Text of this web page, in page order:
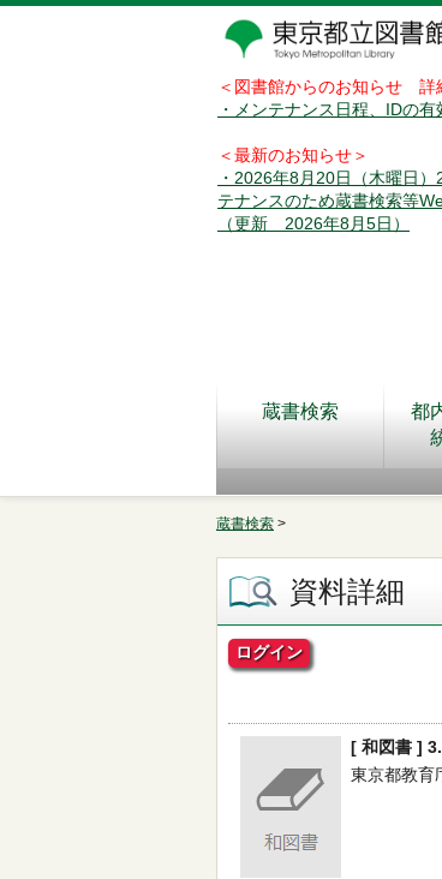
＜図書館からのお知らせ 詳
・メンテナンス日程、IDの
＜最新のお知らせ＞
・2026年8月20日（木曜日
テナンスのため蔵書検索等
（更新 2026年8月5日）
蔵書検索
都
蔵書検索 >
資料詳細
ログイン
[ 和図書 ]
東京都教育